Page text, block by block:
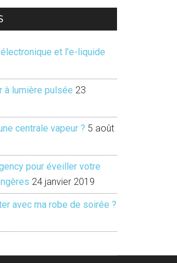
et l’e-liquide
à lumière pulsée 23
centrale vapeur ? 5 août
pour éveiller votre
24 janvier 2019
avec ma robe de soirée ?